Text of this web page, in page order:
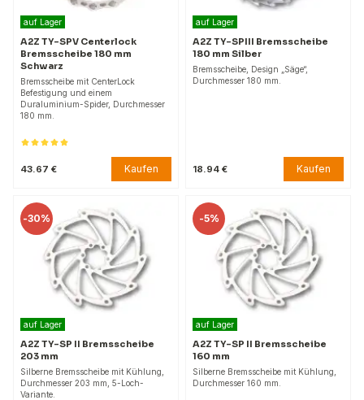
auf Lager
A2Z TY-SPV Centerlock
Bremsscheibe 180 mm
Schwarz
Bremsscheibe mit CenterLock
Befestigung und einem
Duraluminium-Spider, Durchmesser
180 mm.
43.67 € Kaufen
auf Lager
A2Z TY-SPIII Bremsscheibe
180 mm Silber
Bremsscheibe, Design „Säge“,
Durchmesser 180 mm.
18.94 € Kaufen
-30%
auf Lager
A2Z TY-SP II Bremsscheibe
203 mm
Silberne Bremsscheibe mit Kühlung,
Durchmesser 203 mm, 5-Loch-
Variante.
-5%
auf Lager
A2Z TY-SP II Bremsscheibe
160 mm
Silberne Bremsscheibe mit Kühlung,
Durchmesser 160 mm.